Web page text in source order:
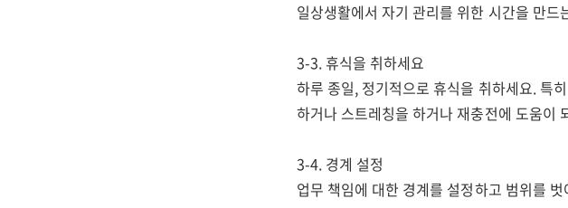
일상생활에서 자기 관리를 위한 시간을 만드
3-3. 휴식을 취하세요
하루 종일, 정기적으로 휴식을 취하세요. 특
하거나 스트레칭을 하거나 재충전에 도움이
3-4. 경계 설정
업무 책임에 대한 경계를 설정하고 범위를